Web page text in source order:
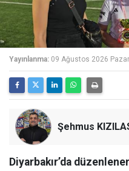
Yayınlanma: 09 Ağustos 2026
Şehmus
Diyarbakır’da